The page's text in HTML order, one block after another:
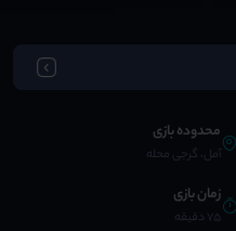
محدوده بازی
آمل، گرجی محله
زمان بازی
75 دقیقه